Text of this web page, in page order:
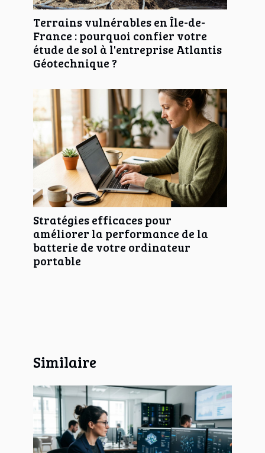
Terrains vulnérables en Île-de-
France : pourquoi confier votre
étude de sol à l'entreprise Atlantis
Géotechnique ?
Stratégies efficaces pour
améliorer la performance de la
batterie de votre ordinateur
portable
Similaire